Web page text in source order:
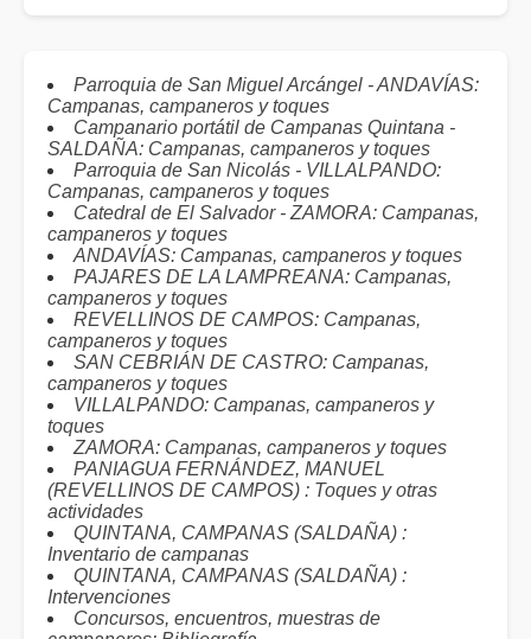
Parroquia de San Miguel Arcángel - ANDAVÍAS:
Campanas, campaneros y toques
Campanario portátil de Campanas Quintana -
SALDAÑA: Campanas, campaneros y toques
Parroquia de San Nicolás - VILLALPANDO:
Campanas, campaneros y toques
Catedral de El Salvador - ZAMORA: Campanas,
campaneros y toques
ANDAVÍAS: Campanas, campaneros y toques
PAJARES DE LA LAMPREANA: Campanas,
campaneros y toques
REVELLINOS DE CAMPOS: Campanas,
campaneros y toques
SAN CEBRIÁN DE CASTRO: Campanas,
campaneros y toques
VILLALPANDO: Campanas, campaneros y
toques
ZAMORA: Campanas, campaneros y toques
PANIAGUA FERNÁNDEZ, MANUEL
(REVELLINOS DE CAMPOS) : Toques y otras
actividades
QUINTANA, CAMPANAS (SALDAÑA) :
Inventario de campanas
QUINTANA, CAMPANAS (SALDAÑA) :
Intervenciones
Concursos, encuentros, muestras de